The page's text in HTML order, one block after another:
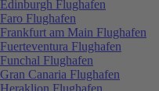
Edinburgh Flughafen
Faro Flughafen
Frankfurt am Main Flughafen
Fuerteventura Flughafen
Funchal Flughafen
Gran Canaria Flughafen
Heraklion Flughafen